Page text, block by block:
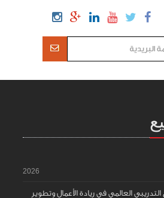
2026
التدريبي العالمي في ريادة الأعمال وتطوير